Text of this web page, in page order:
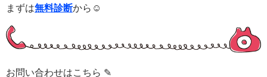
まずは無料診断から☺
お問い合わせはこちら ✎